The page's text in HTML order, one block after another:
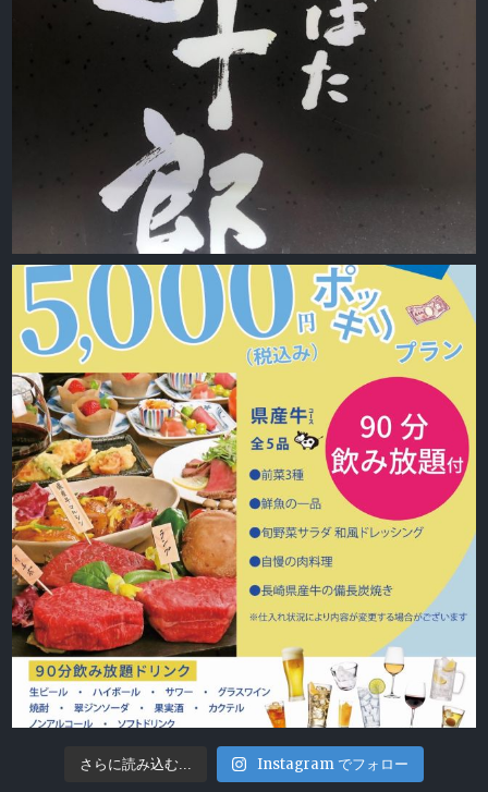
さらに読み込む... Instagram でフォロー